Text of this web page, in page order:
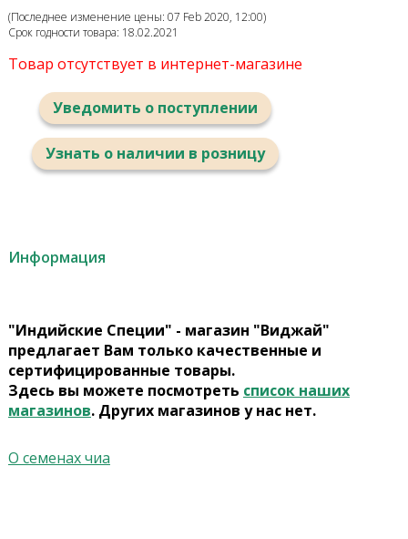
(Последнее изменение цены: 07 Feb 2020, 12:00)
Срок годности товара: 18.02.2021
Товар отсутствует в интернет-магазине
Уведомить о поступлении
Узнать о наличии в розницу
Информация
"Индийские Специи" - магазин "Виджай"
предлагает Вам только качественные и
сертифицированные товары.
Здесь вы можете посмотреть список наших
магазинов. Других магазинов у нас нет.
О семенах чиа